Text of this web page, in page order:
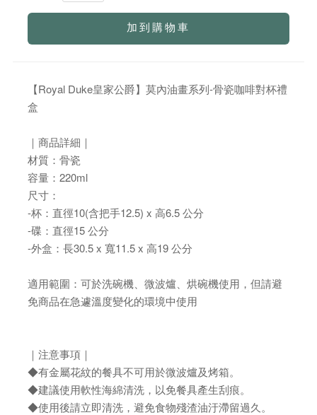
加到購物車
【Royal Duke皇家公爵】莫內油畫系列-骨瓷咖啡對杯禮
盒
｜商品詳細｜
材質：骨瓷
容量：220ml
尺寸：
-杯：直徑10(含把手12.5) x 高6.5 公分
-碟：直徑15 公分
-外盒：長30.5 x 寬11.5 x 高19 公分
適用範圍：可於洗碗機、微波爐、烘碗機使用，但請避
免商品在急遽溫度變化的環境中使用
｜注意事項｜
◆有金屬花紋的餐具不可用於微波爐及烤箱。
◆建議使用軟性海綿清洗，以免餐具產生刮痕。
◆使用後請立即清洗，避免食物殘渣油汙滯留過久。